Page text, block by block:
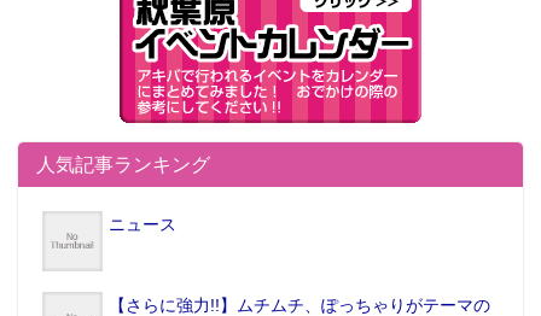
人気記事ランキング
ニュース
【さらに強力!!】ムチムチ、ぽっちゃりがテーマの